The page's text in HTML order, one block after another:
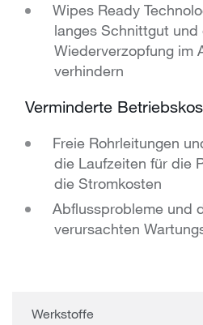
Wipes Ready
langes Schnittgut und
Wiederverzopfung im
verhindern
Verminderte
Freie Rohrleitungen
die Laufzeiten für die
die Stromkosten
Abflussprobleme und
verursachten
Werkstoffe